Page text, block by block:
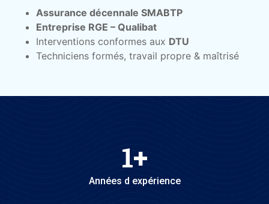
Assurance décennale SMABTP
Entreprise RGE – Qualibat
Interventions conformes aux DTU
Techniciens formés, travail propre & maîtrisé
1+
Années d expérience